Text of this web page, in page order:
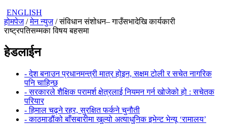
ENGLISH
होमपेज/मेन न्युज/ संविधान संशोधन– गाउँसभादेखि कार्यकारी
राष्ट्रपतिसम्मका विषय बहसमा
हेडलाईन
- देश बनाउन प्रधानमन्त्री मात्र होइन, सक्षम टोली र सचेत नागरिक
पनि चाहिन्छ
- सरकारले शैक्षिक परामर्श क्षेत्रलाई नियमन गर्न खोजेको हो : सचेतक
परियार
- हिमाल चढ्ने रहर, सुरक्षित फर्कने चुनौती
- काठमाडौंको बाँसबारीमा खुल्यो अत्याधुनिक इभेन्ट भेन्यू ‘रामालय’